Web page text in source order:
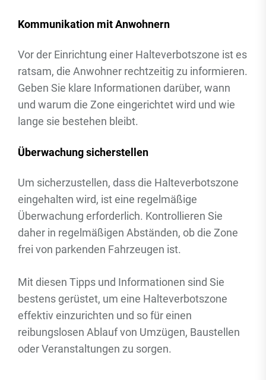
Kommunikation mit Anwohnern
Vor der Einrichtung einer Halteverbotszone ist es
ratsam, die Anwohner rechtzeitig zu informieren.
Geben Sie klare Informationen darüber, wann
und warum die Zone eingerichtet wird und wie
lange sie bestehen bleibt.
Überwachung sicherstellen
Um sicherzustellen, dass die Halteverbotszone
eingehalten wird, ist eine regelmäßige
Überwachung erforderlich. Kontrollieren Sie
daher in regelmäßigen Abständen, ob die Zone
frei von parkenden Fahrzeugen ist.
Mit diesen Tipps und Informationen sind Sie
bestens gerüstet, um eine Halteverbotszone
effektiv einzurichten und so für einen
reibungslosen Ablauf von Umzügen, Baustellen
oder Veranstaltungen zu sorgen.